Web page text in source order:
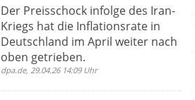
Der Preisschock infolge des Iran-
Kriegs hat die Inflationsrate in
Deutschland im April weiter nach
oben getrieben.
dpa.de, 29.04.26 14:09 Uhr